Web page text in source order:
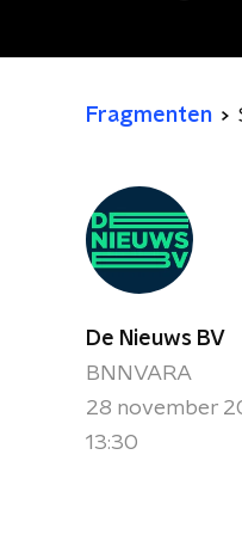
Fragmenten
De Nieuws BV
BNNVARA
28 november
13:30